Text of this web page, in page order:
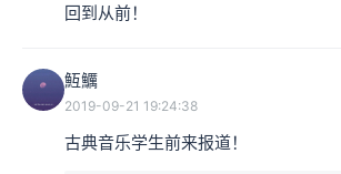
回到从前！
魱鱱
2019-09-21 19:24:38
古典音乐学生前来报道！